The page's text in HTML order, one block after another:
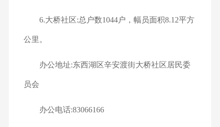
6.大桥社区:总户数1044户，幅员面积8.12平方
公里。
办公地址:东西湖区辛安渡街大桥社区居民委
员会
办公电话:83066166